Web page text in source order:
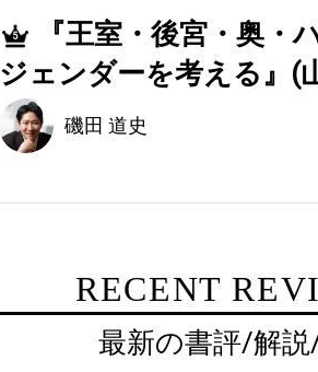
5
『王室・後宮・奥・
ジェンダーを考える』(
磯田 道史
RECENT
最新の書評/解